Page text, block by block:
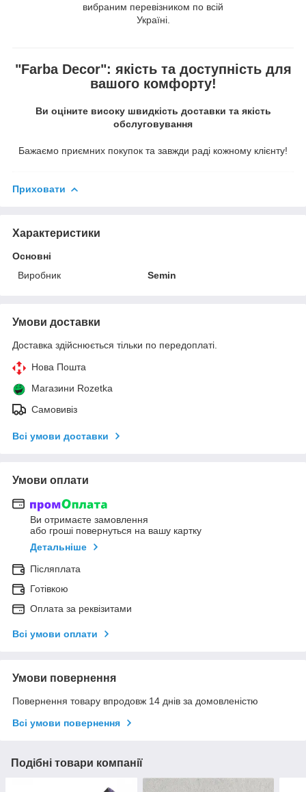
вибраним перевізником по всій
Україні.
"Farba Decor": якість та доступність для
вашого комфорту!
Ви оціните високу швидкість доставки та якість
обслуговування
Бажаємо приємних покупок та завжди раді кожному клієнту!
Приховати
Характеристики
Основні
Виробник
Semin
Умови доставки
Доставка здійснюється тільки по передоплаті.
Нова Пошта
Магазини Rozetka
Самовивіз
Всі умови доставки
Умови оплати
Ви отримаєте замовлення
або гроші повернуться на вашу картку
Детальніше
Післяплата
Готівкою
Оплата за реквізитами
Всі умови оплати
Умови повернення
Повернення товару впродовж 14 днів за домовленістю
Всі умови повернення
Подібні товари компанії